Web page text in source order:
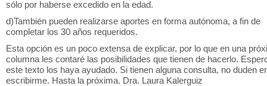
sólo por haberse excedido en la edad.
d)También pueden realizarse aportes en forma autónoma, a fin de
completar los 30 años requeridos.
Esta opción es un poco extensa de explicar, por lo que en una
columna les contaré las posibilidades que tienen de hacerlo.
este texto los haya ayudado. Si tienen alguna consulta, no duden
escribirme. Hasta la próxima. Dra. Laura Kalerguiz